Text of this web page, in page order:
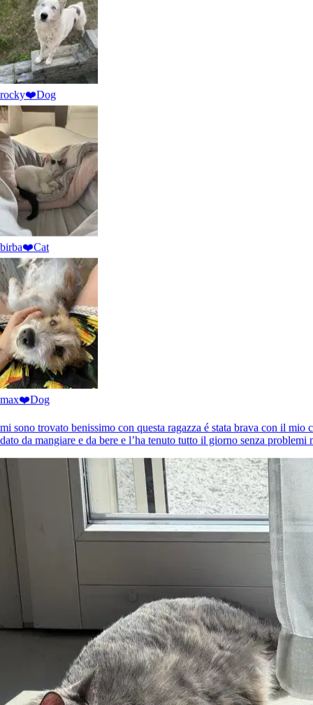
rocky❤️Dog
birba❤️Cat
max❤️Dog
mi sono trovato benissimo con questa ragazza é stata brava con il
dato da mangiare e da bere e l’ha tenuto tutto il giorno senza